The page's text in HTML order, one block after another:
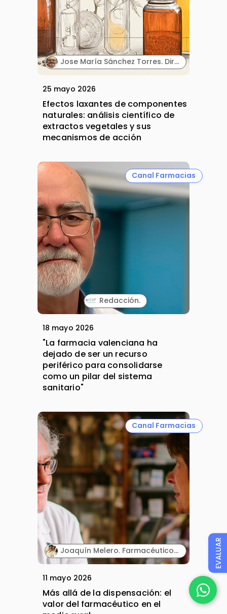
Jose María Sánchez Torres. Director Científico. Biowise Pharmaceuticals.
25 mayo 2026
Efectos laxantes de componentes
naturales: análisis científico de
extractos vegetales y sus
mecanismos de acción
Canal Farmacias
Redacción.
18 mayo 2026
"La farmacia valenciana ha
dejado de ser un recurso
periférico para consolidarse
como un pilar del sistema
sanitario"
Canal Farmacias
Joaquín Melero. Farmacéutico comunitario en entorno rural.
11 mayo 2026
Más allá de la dispensación: el
valor del farmacéutico en el
EVALUAR